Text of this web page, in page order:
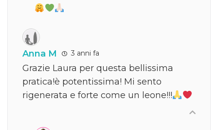
Anna M 3 anni fa
Grazie Laura per questa bellissima
pratica!è potentissima! Mi sento
rigenerata e forte come un leone!!!